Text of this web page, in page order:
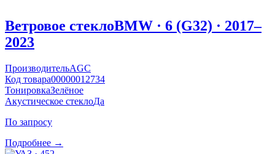
Ветровое стеклоBMW · 6 (G32) · 2017–
2023
ПроизводительAGC
Код товара00000012734
ТонировкаЗелёное
Акустическое стеклоДа
По запросу
Подробнее →